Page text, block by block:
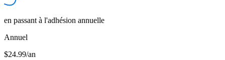
en passant à l'adhésion annuelle
Annuel
$24.99/an